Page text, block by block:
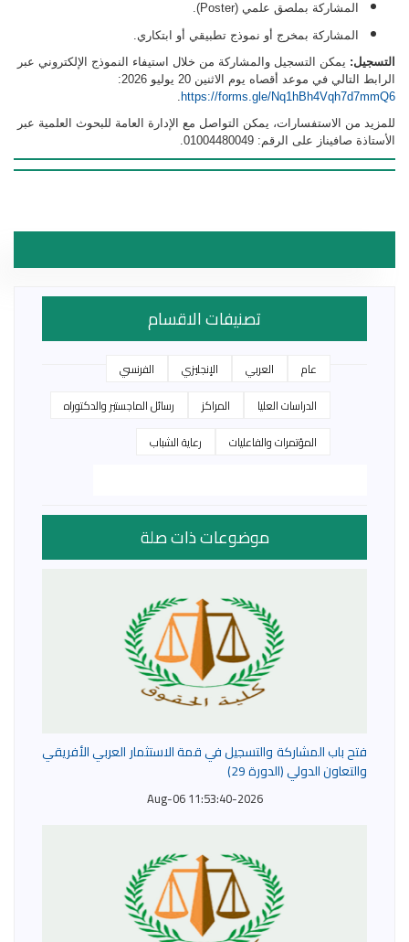
المشاركة بملصق علمي (Poster)
.
المشاركة بمخرج أو نموذج تطبيقي أو ابتكاري.
التسجيل: يمكن التسجيل والمشاركة من خلال استيفاء النموذج الإلكتروني عبر
الرابط التالي في موعد أقصاه يوم الاثنين 20 يوليو 2026:
https://forms.gle/Nq1hBh4Vqh7d7mmQ6
.
للمزيد من الاستفسارات، يمكن التواصل مع الإدارة العامة للبحوث العلمية عبر
الأستاذة صافيناز على الرقم: 01004480049
.
تصنيفات الاقسام
عام العربي الإنجليزي
الفرنسي
الدراسات العليا
المراكز
رسائل الماجستير والدكتوراه
المؤتمرات والفاعليات
رعاية الشباب
موضوعات ذات صلة
فتح باب المشاركة والتسجيل في قمة الاستثمار العربي الأفريقي
والتعاون الدولي (الدورة 29)
2026-Aug-06 11:53:40